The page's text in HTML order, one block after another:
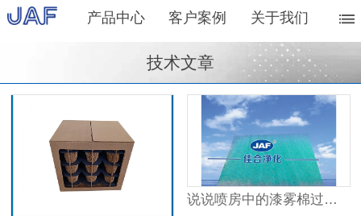
产品中心 客户案例 关于我们
技术文章
说说喷房中的漆雾棉过滤器